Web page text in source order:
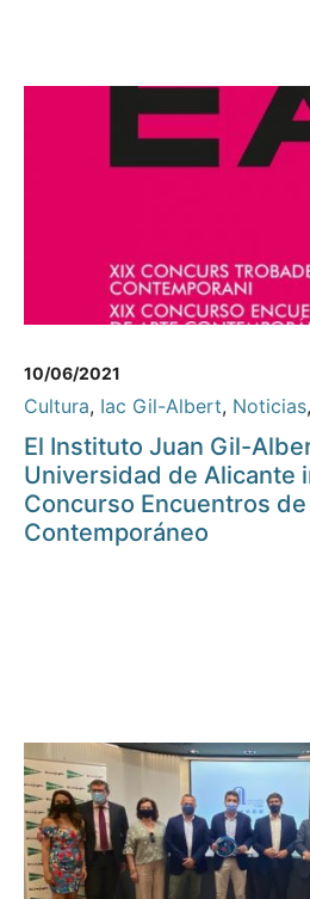
10/06/2021
Cultura, Iac Gil-Albert, Noticias,
El Instituto Juan Gil-
Universidad de Alicante
Concurso Encuentros
Contemporáneo